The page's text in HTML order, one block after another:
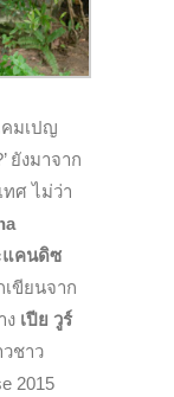
มเปญ
ยังมาจาก
ทศ ไม่ว่า
แคนดิซ
เขียนจาก
ง เปีย วูร์
ชาว
2015